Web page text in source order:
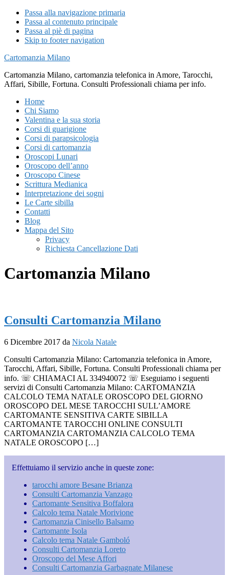
Passa alla navigazione primaria
Passa al contenuto principale
Passa al piè di pagina
Skip to footer navigation
Cartomanzia Milano
Cartomanzia Milano, cartomanzia telefonica in Amore, Tarocchi,
Affari, Sibille, Fortuna. Consulti Professionali chiama per info.
Home
Chi Siamo
Valentina e la sua storia
Corsi di guarigione
Corsi di parapsicologia
Corsi di cartomanzia
Oroscopi Lunari
Oroscopo dell’anno
Oroscopo Cinese
Scrittura Medianica
Interpretazione dei sogni
Le Carte sibilla
Contatti
Blog
Mappa del Sito
Privacy
Richiesta Cancellazione Dati
Cartomanzia Milano
Consulti Cartomanzia Milano
6 Dicembre 2017 da Nicola Natale
Consulti Cartomanzia Milano: Cartomanzia telefonica in Amore,
Tarocchi, Affari, Sibille, Fortuna. Consulti Professionali chiama per
info. ☏ CHIAMACI AL 334940072 ☏ Eseguiamo i seguenti
servizi di Consulti Cartomanzia Milano: CARTOMANZIA
CALCOLO TEMA NATALE OROSCOPO DEL GIORNO
OROSCOPO DEL MESE TAROCCHI SULL’AMORE
CARTOMANTE SENSITIVA CARTE SIBILLA
CARTOMANTE TAROCCHI ONLINE CONSULTI
CARTOMANZIA CARTOMANZIA CALCOLO TEMA
NATALE OROSCOPO […]
Effettuiamo il servizio anche in queste zone:
tarocchi amore Besane Brianza
Consulti Cartomanzia Vanzago
Cartomante Sensitiva Boffalora
Calcolo tema Natale Morivione
Cartomanzia Cinisello Balsamo
Cartomante Isola
Calcolo tema Natale Gamboló
Consulti Cartomanzia Loreto
Oroscopo del Mese Affori
Consulti Cartomanzia Garbagnate Milanese